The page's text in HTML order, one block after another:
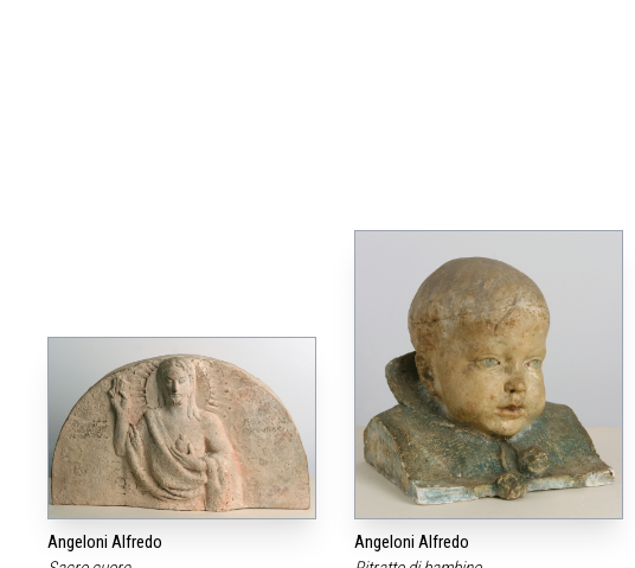
Angeloni Alfredo
Angeloni Alfredo